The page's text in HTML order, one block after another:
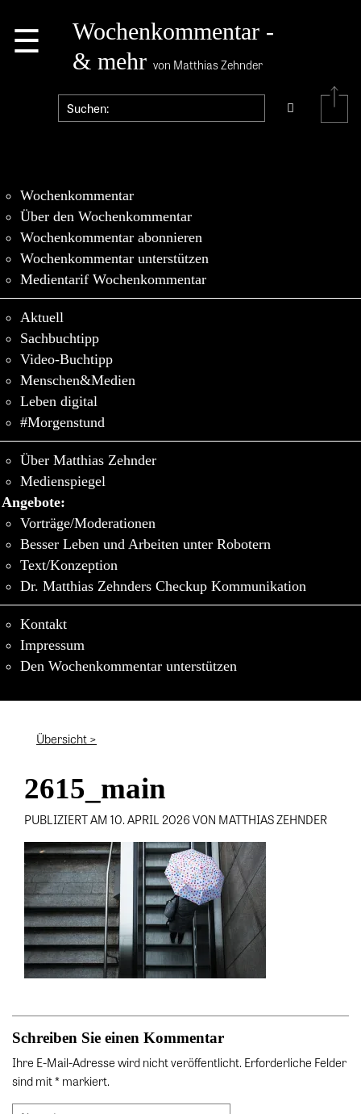
☰
Wochenkommentar -
& mehr von Matthias Zehnder
Wochenkommentar
Über den Wochenkommentar
Wochenkommentar abonnieren
Wochenkommentar unterstützen
Medientarif Wochenkommentar
Aktuell
Sachbuchtipp
Video-Buchtipp
Menschen&Medien
Leben digital
#Morgenstund
Über Matthias Zehnder
Medienspiegel
Angebote:
Vorträge/Moderationen
Besser Leben und Arbeiten unter Robotern
Text/Konzeption
Dr. Matthias Zehnders Checkup Kommunikation
Kontakt
Impressum
Den Wochenkommentar unterstützen
Übersicht >
2615_main
PUBLIZIERT AM 10. APRIL 2026 VON MATTHIAS ZEHNDER
Schreiben Sie einen Kommentar
Ihre E-Mail-Adresse wird nicht veröffentlicht. Erforderliche Felder
sind mit * markiert.